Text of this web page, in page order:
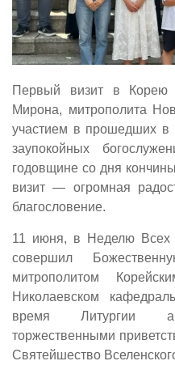
Первый визит в Корею
Мирона, митрополита
участием в прошедших в
заупокойных
годовщине со дня
визит — огромная
благословение.
11 июня, в Неделю Всех
совершил
митрополитом
Николаевском
время Литургии
торжественными
Святейшество